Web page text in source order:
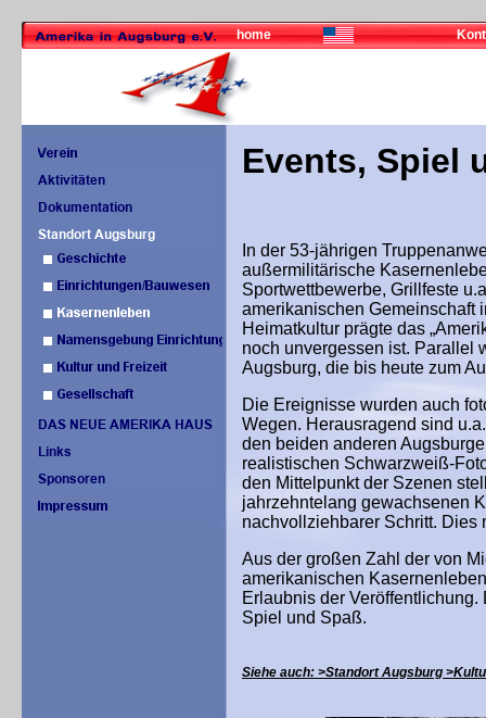
home
Events, Spiel
In der 53-jährigen
außermilitärische
Sportwettbewerbe, Grillfeste
amerikanischen Gemeinschaft
Heimatkultur prägte das
noch unvergessen ist. Parallel
Augsburg, die bis heute zum
Die Ereignisse wurden auch
Wegen. Herausragend sind
den beiden anderen
realistischen Schwarzweiß-
den Mittelpunkt der Szenen
jahrzehntelang gewachsenen
nachvollziehbarer Schritt. Dies
Aus der großen Zahl der von
amerikanischen
Erlaubnis der
Spiel und Spaß.
Siehe auch: >Standort Augsburg